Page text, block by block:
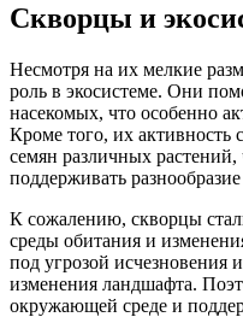
Скворцы и
Несмотря на их мелкие
роль в экосистеме. Они
насекомых, что особенно
Кроме того, их активность
семян различных
поддерживать
К сожалению, скворцы
среды обитания и
под угрозой исчезновения
изменения ландшафта.
окружающей среде и